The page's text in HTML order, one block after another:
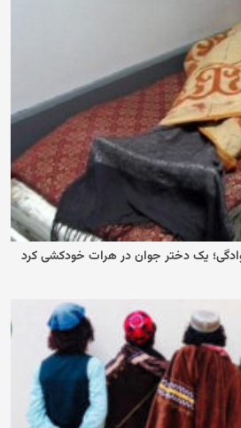
یک دختر جوان در هرات خودکشی کرد